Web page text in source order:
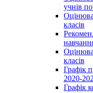
учнів
класів
класів
Графік
2020-
Графік